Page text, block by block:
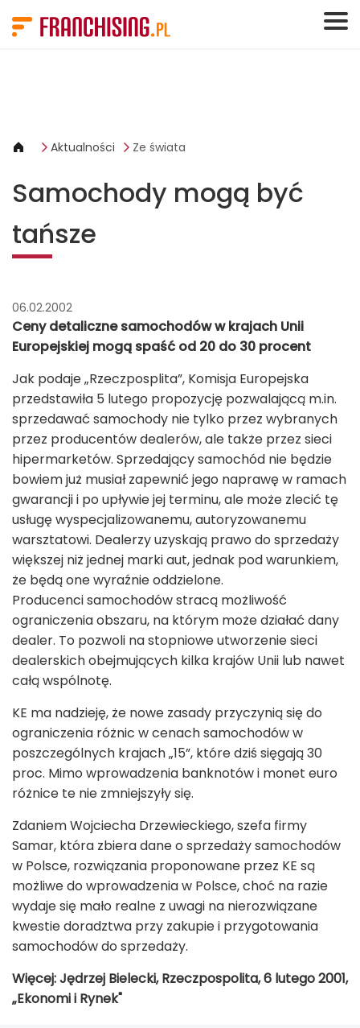
Aktualności Ze świata
Samochody mogą być
tańsze
06.02.2002
Ceny detaliczne samochodów w krajach Unii
Europejskiej mogą spaść od 20 do 30 procent
Jak podaje „Rzeczposplita”, Komisja Europejska
przedstawiła 5 lutego propozycję pozwalającą m.in.
sprzedawać samochody nie tylko przez wybranych
przez producentów dealerów, ale także przez sieci
hipermarketów. Sprzedający samochód nie będzie
bowiem już musiał zapewnić jego naprawę w ramach
gwarancji i po upływie jej terminu, ale może zlecić tę
usługę wyspecjalizowanemu, autoryzowanemu
warsztatowi. Dealerzy uzyskają prawo do sprzedaży
większej niż jednej marki aut, jednak pod warunkiem,
że będą one wyraźnie oddzielone.
Producenci samochodów stracą możliwość
ograniczenia obszaru, na którym może działać dany
dealer. To pozwoli na stopniowe utworzenie sieci
dealerskich obejmujących kilka krajów Unii lub nawet
całą wspólnotę.
KE ma nadzieję, że nowe zasady przyczynią się do
ograniczenia różnic w cenach samochodów w
poszczególnych krajach „15”, które dziś sięgają 30
proc. Mimo wprowadzenia banknotów i monet euro
różnice te nie zmniejszyły się.
Zdaniem Wojciecha Drzewieckiego, szefa firmy
Samar, która zbiera dane o sprzedaży samochodów
w Polsce, rozwiązania proponowane przez KE są
możliwe do wprowadzenia w Polsce, choć na razie
wydaje się mało realne z uwagi na nierozwiązane
kwestie doradztwa przy zakupie i przygotowania
samochodów do sprzedaży.
Więcej: Jędrzej Bielecki, Rzeczpospolita, 6 lutego 2001,
„Ekonomi i Rynek"